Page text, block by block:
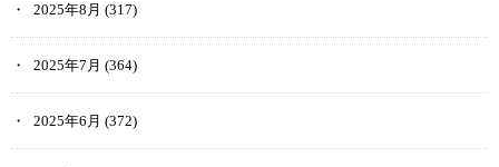
2025年8月 (317)
2025年7月 (364)
2025年6月 (372)